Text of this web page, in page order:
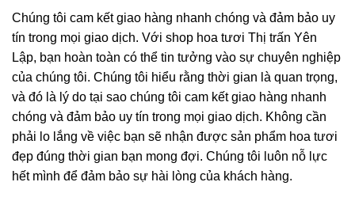
Chúng tôi cam kết giao hàng nhanh chóng và đảm bảo uy
tín trong mọi giao dịch. Với shop hoa tươi Thị trấn Yên
Lập, bạn hoàn toàn có thể tin tưởng vào sự chuyên nghiệp
của chúng tôi. Chúng tôi hiểu rằng thời gian là quan trọng,
và đó là lý do tại sao chúng tôi cam kết giao hàng nhanh
chóng và đảm bảo uy tín trong mọi giao dịch. Không cần
phải lo lắng về việc bạn sẽ nhận được sản phẩm hoa tươi
đẹp đúng thời gian bạn mong đợi. Chúng tôi luôn nỗ lực
hết mình để đảm bảo sự hài lòng của khách hàng.